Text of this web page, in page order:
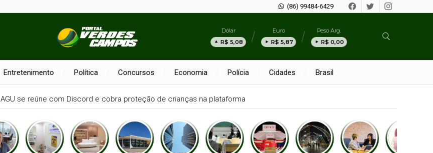
(86) 99484-6429
Dólar
R$ 5,08
Euro
R$ 5,87
Peso Arg.
R$ 0,00
Entretenimento Política Concursos Economia Polícia Cidades Brasil
AGU se reúne com Discord e cobra proteção de crianças na plataforma